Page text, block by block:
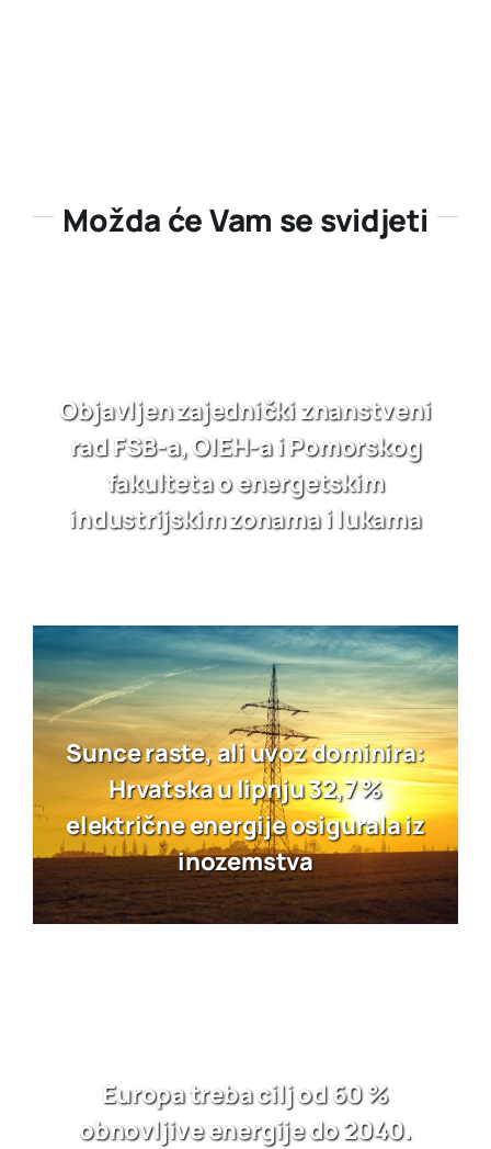
Možda će Vam se svidjeti
Objavljen zajednički znanstveni
rad FSB-a, OIEH-a i Pomorskog
fakulteta o energetskim
industrijskim zonama i lukama
Sunce raste, ali uvoz dominira:
Hrvatska u lipnju 32,7 %
električne energije osigurala iz
inozemstva
Europa treba cilj od 60 %
obnovljive energije do 2040.